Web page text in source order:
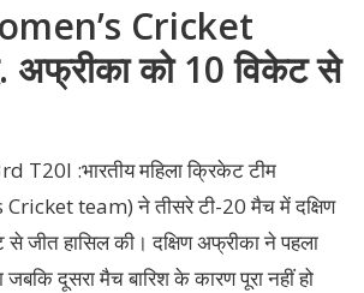
Cricket
को 10 विकेट से
T20I :भारतीय महिला क्रिकेट टीम
team) ने तीसरे टी-20 मैच में दक्षिण
जीत हासिल की। दक्षिण अफ्रीका ने पहला
दूसरा मैच बारिश के कारण पूरा नहीं हो